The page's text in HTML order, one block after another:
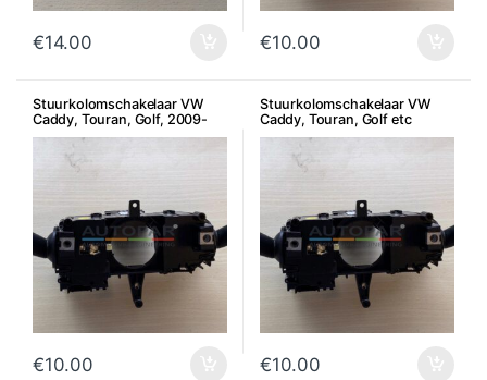
€14.00 €10.00
Stuurkolomschakelaar VW
Caddy, Touran, Golf, 2009-
2011
€10.00
Stuurkolomschakelaar VW
Caddy, Touran, Golf etc
€10.00